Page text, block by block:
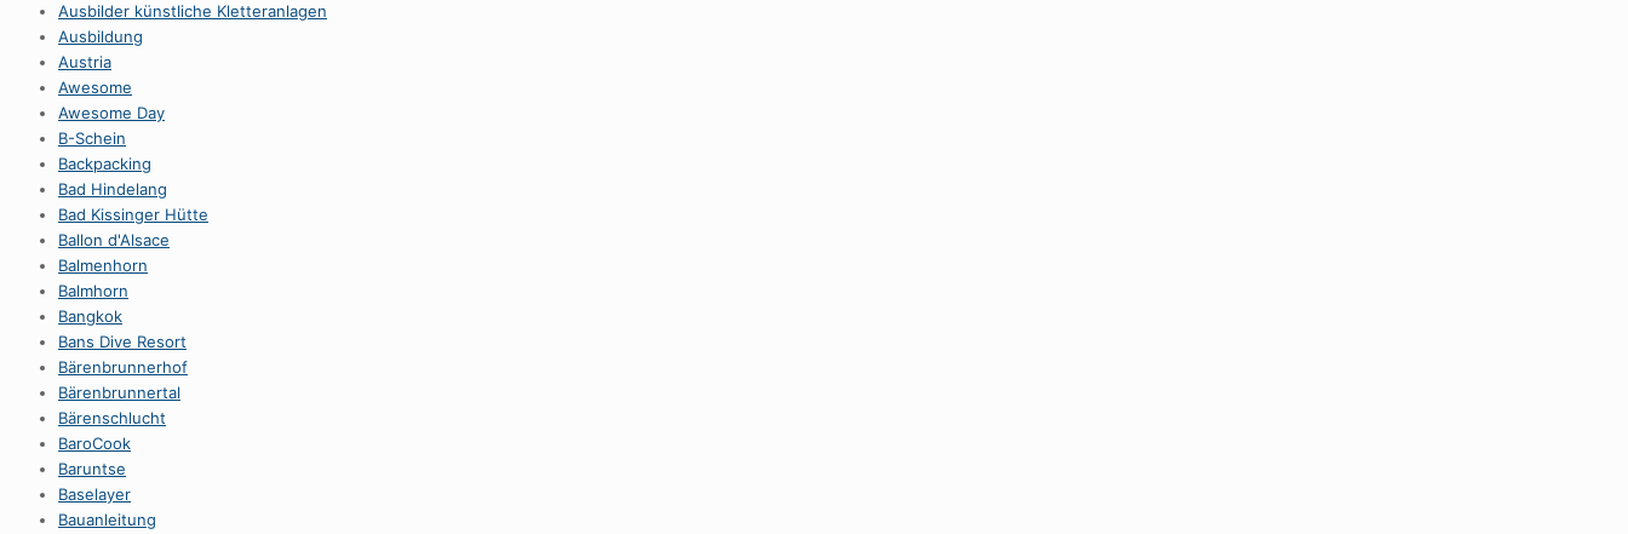
Ausbilder künstliche Kletteranlagen
Ausbildung
Austria
Awesome
Awesome Day
B-Schein
Backpacking
Bad Hindelang
Bad Kissinger Hütte
Ballon d'Alsace
Balmenhorn
Balmhorn
Bangkok
Bans Dive Resort
Bärenbrunnerhof
Bärenbrunnertal
Bärenschlucht
BaroCook
Baruntse
Baselayer
Bauanleitung